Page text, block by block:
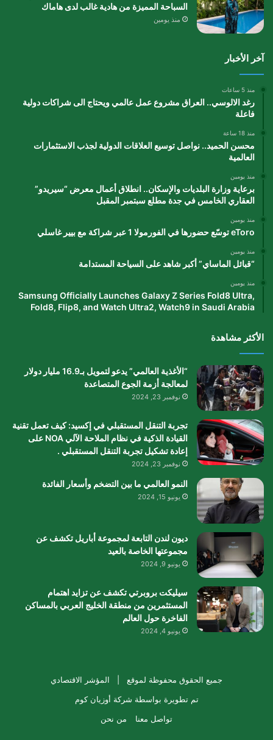
السباحة المميزة من هادية غالب لدى هاماك
منذ يومين
آخر الأخبار
منذ 5 ساعات
رغد الالوسي.. العراق مشروع عمل عالمي ويحتاج الى شراكات دولية
فاعلة
منذ 18 ساعة
محسن الحميد.. نواصل توسيع العلاقات الدولية لجذب الاستثمارات
العالمية
منذ يومين
برعاية وزارة البلديات والإسكان.. انطلاق أعمال معرض “سيريدو”
العقاري الخامس في جدة مطلع سبتمبر المقبل
منذ يومين
eToro توسّع حضورها في الفورمولا 1 عبر شراكة مع بيير غاسلي
منذ يومين
“قبائل الماساي” أكبر شاهد على السياحة المستدامة
منذ يومين
Samsung Officially Launches Galaxy Z Series Fold8 Ultra,
Fold8, Flip8, and Watch Ultra2, Watch9 in Saudi Arabia
الأكثر مشاهدة
“الأغذية العالمي” يدعو لتمويل بـ16.9 مليار دولار
لمعالجة أزمة الجوع المتصاعدة
نوفمبر 23, 2024
تجربة التنقل المستقبلي في إكسيد: كيف تعمل تقنية
القيادة الذكية في نظام الملاحة الآلي NOA على
إعادة تشكيل تجربة التنقل المستقبلي .
نوفمبر 23, 2024
النمو العالمي ما بين التضخم وأسعار الفائدة
يونيو 15, 2024
ديون لندن التابعة لمجموعة أباريل تكشف عن
مجموعتها الخاصة بالعيد
يونيو 9, 2024
سيليكت بروبرتي تكشف عن تزايد اهتمام
المستثمرين من منطقة الخليج العربي بالمساكن
الفاخرة حول العالم
يونيو 4, 2024
جميع الحقوق محفوظة لموقع | المؤشر الاقتصادي
تم تطويرة بواسطة شركة أوزيان كوم
تواصل معنا
من نحن